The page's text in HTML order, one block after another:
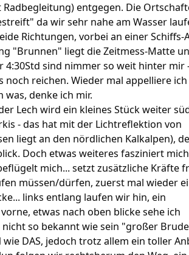
entgegen. Die
da wir sehr nahe am Wasser
Richtungen, vorbei an einer Schiffs-
"Brunnen" liegt die Zeitmess-Matte
sind nimmer so weit hinter mir
reichen. Wieder mal appelliere
denke ich mir.
Lech wird ein kleines Stück weiter
- das hat mit der Lichtreflektion von
liegt an den nördlichen Kalkalpen),
Doch etwas weiteres fasziniert
mich... setzt zusätzliche Kräfte
müssen/dürfen, zuerst mal wieder
links entlang laufen wir hin, ein
etwas nach oben blicke sehe ich
nicht so bekannt wie sein "großer
DAS, jedoch trotz allem ein toller